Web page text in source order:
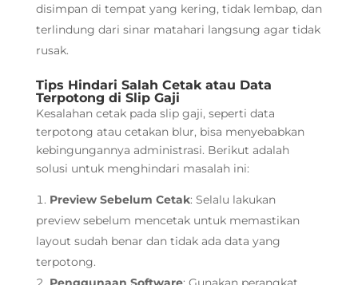
disimpan di tempat yang kering, tidak lembap, dan
terlindung dari sinar matahari langsung agar tidak
rusak.
Tips Hindari Salah Cetak atau Data
Terpotong di Slip Gaji
Kesalahan cetak pada slip gaji, seperti data
terpotong atau cetakan blur, bisa menyebabkan
kebingungannya administrasi. Berikut adalah
solusi untuk menghindari masalah ini:
Preview Sebelum Cetak: Selalu lakukan
preview sebelum mencetak untuk memastikan
layout sudah benar dan tidak ada data yang
terpotong.